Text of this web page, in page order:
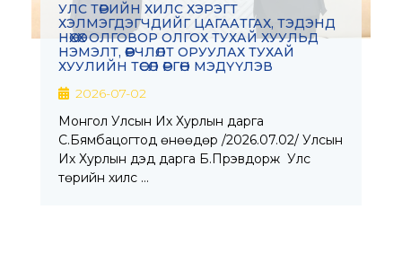
УЛС ТӨРИЙН ХИЛС ХЭРЭГТ
ХЭЛМЭГДЭГЧДИЙГ ЦАГААТГАХ, ТЭДЭНД
НӨХӨХ ОЛГОВОР ОЛГОХ ТУХАЙ ХУУЛЬД
НЭМЭЛТ, ӨӨРЧЛӨЛТ ОРУУЛАХ ТУХАЙ
ХУУЛИЙН ТӨСӨЛ ӨРГӨН МЭДҮҮЛЭВ
2026-07-02
Монгол Улсын Их Хурлын дарга
С.Бямбацогтод өнөөдөр /2026.07.02/ Улсын
Их Хурлын дэд дарга Б.Пүрэвдорж Улс
төрийн хилс …